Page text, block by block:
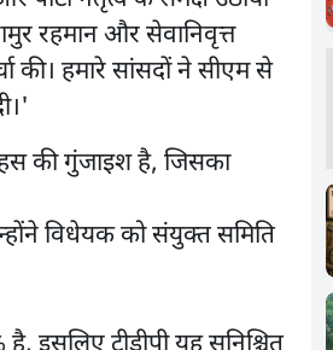
रहमान और सेवानिवृत्त
की। हमारे सांसदों ने सीएम से
की गुंजाइश है, जिसका
विधेयक को संयुक्त समिति